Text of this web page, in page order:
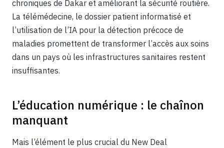
chroniques de Dakar et améliorant la sécurité routière.
La télémédecine, le dossier patient informatisé et
l’utilisation de l’IA pour la détection précoce de
maladies promettent de transformer l’accès aux soins
dans un pays où les infrastructures sanitaires restent
insuffisantes.
L’éducation numérique : le chaînon
manquant
Mais l’élément le plus crucial du New Deal